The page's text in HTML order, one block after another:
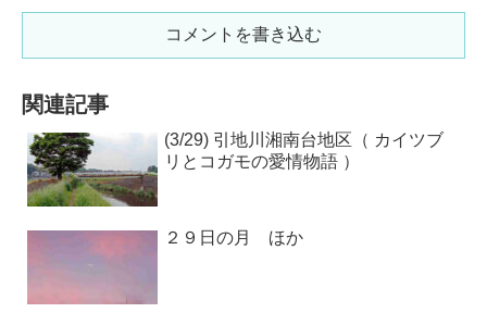
コメントを書き込む
関連記事
(3/29) 引地川湘南台地区（ カイツブ
リとコガモの愛情物語 ）
２９日の月 ほか